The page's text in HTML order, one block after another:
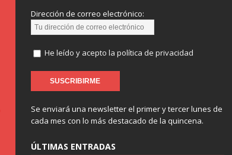
Dirección de correo electrónico:
He leído y acepto la política de privacidad
Se enviará una newsletter el primer y tercer lunes de
cada mes con lo más destacado de la quincena.
ÚLTIMAS ENTRADAS